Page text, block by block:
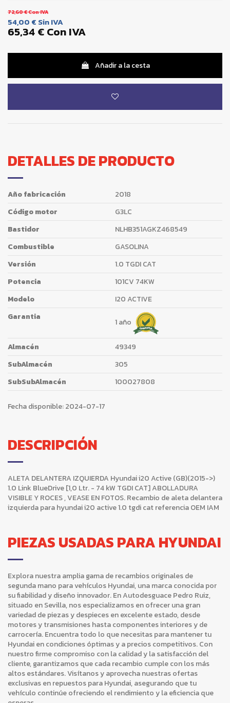
72,60 €Con IVA
54,00 € Sin IVA
65,34 €Con IVA
Añadir a la cesta
DETALLES DE PRODUCTO
Año fabricación
2018
Código motor
G3LC
Bastidor
NLHB351AGKZ468549
Combustible
GASOLINA
Versión
1.0 TGDI CAT
Potencia
101CV 74KW
Modelo
I20 ACTIVE
Garantia
1 año
Almacén
49349
SubAlmacén
305
SubSubAlmacén
100027808
Fecha disponible:2024-07-17
DESCRIPCIÓN
ALETA DELANTERA IZQUIERDA Hyundai i20 Active (GB)(2015->)
1.0 Link BlueDrive [1,0 Ltr. - 74 kW TGDI CAT] ABOLLADURA
VISIBLE Y ROCES , VEASE EN FOTOS. Recambio de aleta delantera
izquierda para hyundai i20 active 1.0 tgdi cat referencia OEM IAM
PIEZAS USADAS PARA HYUNDAI
Explora nuestra amplia gama de recambios originales de
segunda mano para vehículos Hyundai, una marca conocida por
su fiabilidad y diseño innovador. En Autodesguace Pedro Ruiz,
situado en Sevilla, nos especializamos en ofrecer una gran
variedad de piezas y despieces en excelente estado, desde
motores y transmisiones hasta componentes interiores y de
carrocería. Encuentra todo lo que necesitas para mantener tu
Hyundai en condiciones óptimas y a precios competitivos. Con
nuestro firme compromiso con la calidad y la satisfacción del
cliente, garantizamos que cada recambio cumple con los más
altos estándares. Visítanos y aprovecha nuestras ofertas
exclusivas en repuestos para Hyundai, asegurando que tu
vehículo continúe ofreciendo el rendimiento y la eficiencia que